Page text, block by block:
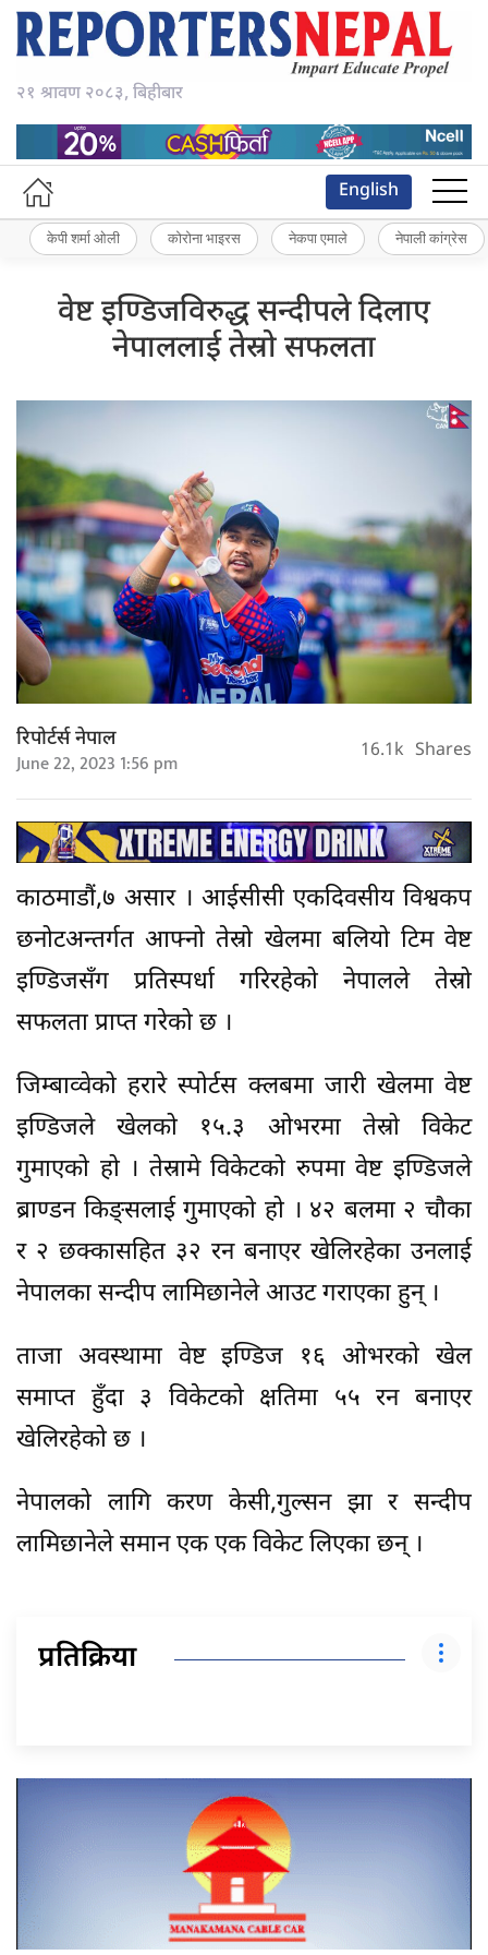
२१ श्रावण २०८३, बिहीबार
English
केपी शर्मा ओली कोरोना भाइरस नेकपा एमाले नेपाली कांग्रेस
वेष्ट इण्डिजविरुद्ध सन्दीपले दिलाए
नेपाललाई तेस्रो सफलता
रिपोर्टर्स नेपाल
June 22, 2023 1:56 pm 16.1k Shares
काठमाडौं,७ असार । आईसीसी एकदिवसीय विश्वकप
छनोटअन्तर्गत आफ्नो तेस्रो खेलमा बलियो टिम वेष्ट
इण्डिजसँग प्रतिस्पर्धा गरिरहेको नेपालले तेस्रो
सफलता प्राप्त गरेको छ ।
जिम्बाव्वेको हरारे स्पोर्टस क्लबमा जारी खेलमा वेष्ट
इण्डिजले खेलको १५.३ ओभरमा तेस्रो विकेट
गुमाएको हो । तेस्रामे विकेटको रुपमा वेष्ट इण्डिजले
ब्राण्डन किङ्सलाई गुमाएको हो । ४२ बलमा २ चौका
र २ छक्कासहित ३२ रन बनाएर खेलिरहेका उनलाई
नेपालका सन्दीप लामिछानेले आउट गराएका हुन् ।
ताजा अवस्थामा वेष्ट इण्डिज १६ ओभरको खेल
समाप्त हुँदा ३ विकेटको क्षतिमा ५५ रन बनाएर
खेलिरहेको छ ।
नेपालको लागि करण केसी,गुल्सन झा र सन्दीप
लामिछानेले समान एक एक विकेट लिएका छन् ।
प्रतिक्रिया